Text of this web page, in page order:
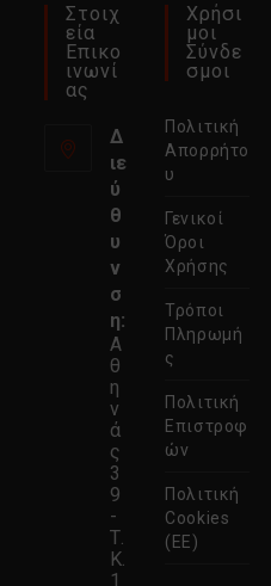
Στοιχ
Εία
Επικο
Ινωνί
Ας
Δ
ιε
ύ
θ
υ
ν
σ
η:
Α
θ
η
ν
ά
ς
3
9
-
Τ.
Κ.
1
Χρήσι
Μοι
Σύνδε
Σμοι
Πολιτική
Απορρήτο
υ
Γενικοί
Όροι
Χρήσης
Τρόποι
Πληρωμή
ς
Πολιτική
Επιστροφ
ών
Πολιτική
Cookies
(ΕΕ)